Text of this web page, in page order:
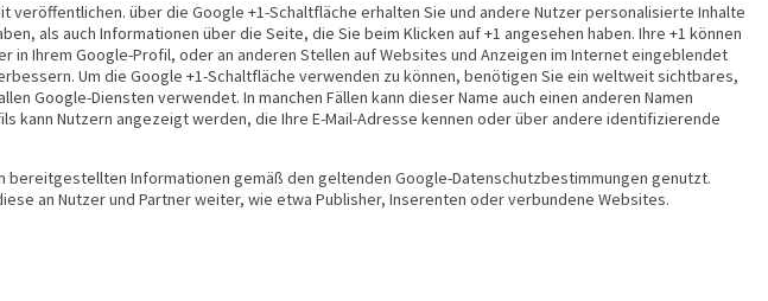
über die Google +1-Schaltfläche erhalten Sie und andere Nutzer personalisierte Inhalte
als auch Informationen über die Seite, die Sie beim Klicken auf +1 angesehen haben. Ihre +1 können
in Ihrem Google-Profil, oder an anderen Stellen auf Websites und Anzeigen im Internet eingeblendet
Um die Google +1-Schaltfläche verwenden zu können, benötigen Sie ein weltweit sichtbares,
Google-Diensten verwendet. In manchen Fällen kann dieser Name auch einen anderen Namen
kann Nutzern angezeigt werden, die Ihre E-Mail-Adresse kennen oder über andere identifizierende
Informationen gemäß den geltenden Google-Datenschutzbestimmungen genutzt.
an Nutzer und Partner weiter, wie etwa Publisher, Inserenten oder verbundene Websites.